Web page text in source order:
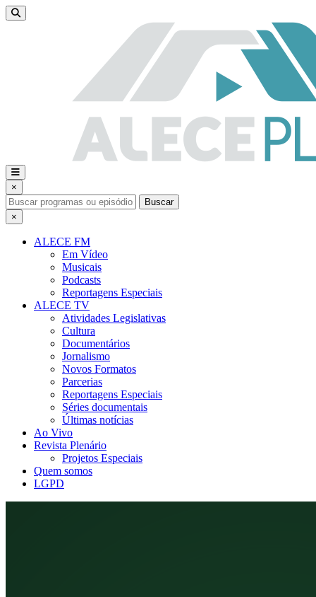
×
Buscar
×
ALECE FM
Em Vídeo
Musicais
Podcasts
Reportagens Especiais
ALECE TV
Atividades Legislativas
Cultura
Documentários
Jornalismo
Novos Formatos
Parcerias
Reportagens Especiais
Séries documentais
Últimas notícias
Ao Vivo
Revista Plenário
Projetos Especiais
Quem somos
LGPD